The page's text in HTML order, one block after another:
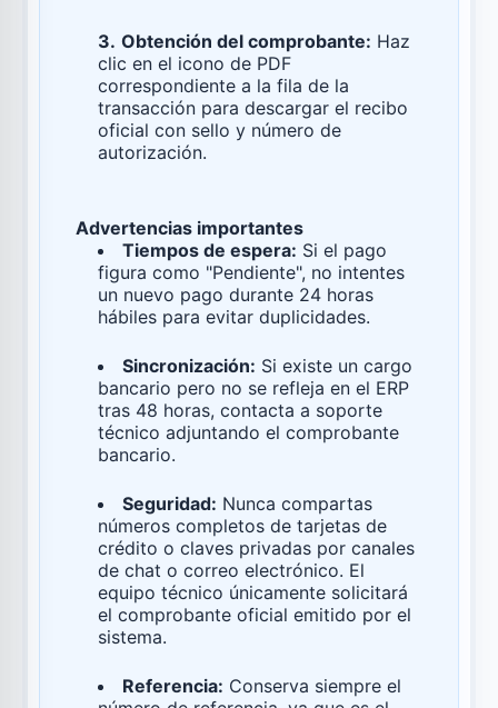
3. Obtención del comprobante: Haz
clic en el icono de PDF
correspondiente a la fila de la
transacción para descargar el recibo
oficial con sello y número de
autorización.
Advertencias importantes
Tiempos de espera: Si el pago
figura como "Pendiente", no intentes
un nuevo pago durante 24 horas
hábiles para evitar duplicidades.
Sincronización: Si existe un cargo
bancario pero no se refleja en el ERP
tras 48 horas, contacta a soporte
técnico adjuntando el comprobante
bancario.
Seguridad: Nunca compartas
números completos de tarjetas de
crédito o claves privadas por canales
de chat o correo electrónico. El
equipo técnico únicamente solicitará
el comprobante oficial emitido por el
sistema.
Referencia: Conserva siempre el